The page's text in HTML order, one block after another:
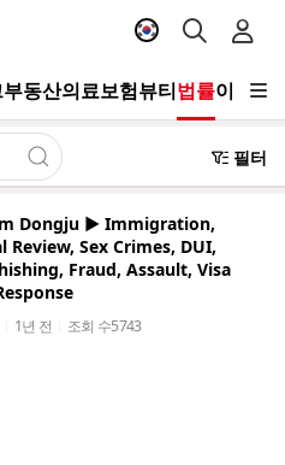
부동산의료보험뷰티법률이사/
필터
Dongju ▶️ Immigration,
Review, Sex Crimes, DUI,
Fraud, Assault, Visa
1년 전 조회 수5743